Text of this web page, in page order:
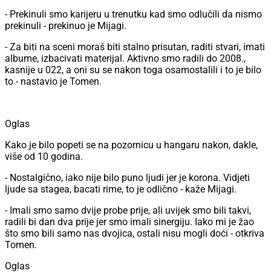
- Prekinuli smo karijeru u trenutku kad smo odlučili da nismo
prekinuli - prekinuo je Mijagi.
- Za biti na sceni moraš biti stalno prisutan, raditi stvari, imati
albume, izbacivati materijal. Aktivno smo radili do 2008.,
kasnije u 022, a oni su se nakon toga osamostalili i to je bilo
to - nastavio je Tomen.
Oglas
Kako je bilo popeti se na pozornicu u hangaru nakon, dakle,
više od 10 godina.
- Nostalgično, iako nije bilo puno ljudi jer je korona. Vidjeti
ljude sa stagea, bacati rime, to je odlično - kaže Mijagi.
- Imali smo samo dvije probe prije, ali uvijek smo bili takvi,
radili bi dan dva prije jer smo imali sinergiju. Iako mi je žao
što smo bili samo nas dvojica, ostali nisu mogli doći - otkriva
Tomen.
Oglas